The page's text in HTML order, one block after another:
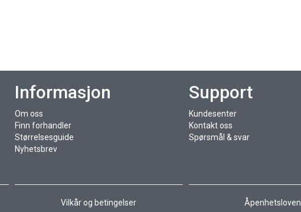
Informasjon
Om oss
Finn forhandler
Størrelsesguide
Nyhetsbrev
Support
Kundesenter
Kontakt oss
Spørsmål & svar
Vilkår og betingelser Åpenhetsloven